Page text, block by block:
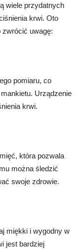
wiele przydatnych
krwi. Oto
uwagę:
pomiaru, co
Urządzenie
krwi.
która pozwala
można śledzić
swoje zdrowie.
miękki i wygodny w
jest bardziej